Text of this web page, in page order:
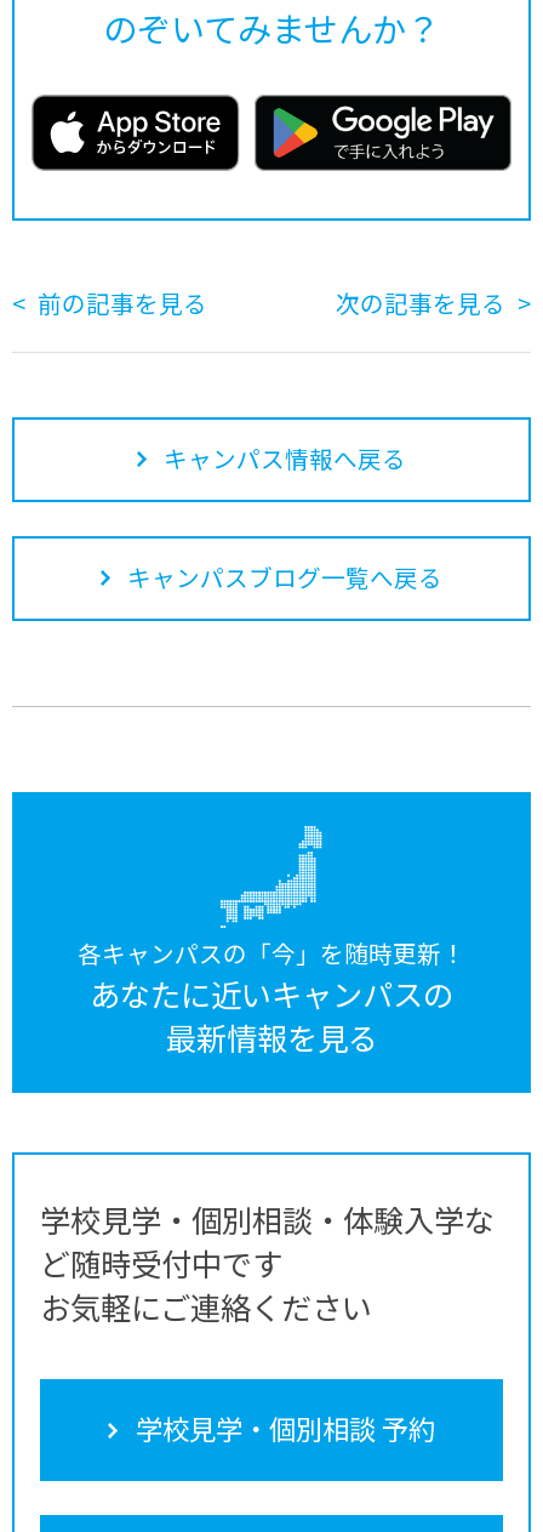
のぞいてみませんか？
前の記事を見る 次の記事を見る
キャンパス情報へ戻る
キャンパスブログ一覧へ戻る
各キャンパスの「今」を随時更新！
あなたに近いキャンパスの
最新情報を見る
学校見学・個別相談・体験入学な
ど随時受付中です
お気軽にご連絡ください
学校見学・個別相談 予約